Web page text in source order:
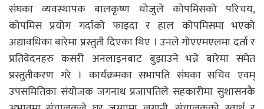
संघका व्यवस्थापक बालकृष्ण धोजुले कोपमिसको परिचय,
कोपमिस प्रयोग गर्दाको फाइदा र हाल कोपमिसमा भएको
अद्यावधिका बारेमा प्रस्तुती दिएका थिए । उनले गोएएमएलमा दर्ता र
प्रतिवेदनहरु कसरी अनलाइनबाट बुझाउने भन्ने बारेमा समेत
प्रस्तुतीकरण गरे । कार्यक्रमका सभापति संघका सचिव एवम्
उपसमितिका संयोजक जगनाथ प्रजापतिले सहकारीमा सुशासनकै